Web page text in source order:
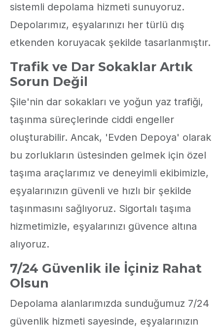
sistemli depolama hizmeti sunuyoruz.
Depolarımız, eşyalarınızı her türlü dış
etkenden koruyacak şekilde tasarlanmıştır.
Trafik ve Dar Sokaklar Artık
Sorun Değil
Şile'nin dar sokakları ve yoğun yaz trafiği,
taşınma süreçlerinde ciddi engeller
oluşturabilir. Ancak, 'Evden Depoya' olarak
bu zorlukların üstesinden gelmek için özel
taşıma araçlarımız ve deneyimli ekibimizle,
eşyalarınızın güvenli ve hızlı bir şekilde
taşınmasını sağlıyoruz. Sigortalı taşıma
hizmetimizle, eşyalarınızı güvence altına
alıyoruz.
7/24 Güvenlik ile İçiniz Rahat
Olsun
Depolama alanlarımızda sunduğumuz 7/24
güvenlik hizmeti sayesinde, eşyalarınızın